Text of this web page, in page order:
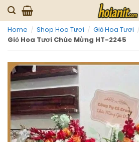
Skip
to
content
Home / Shop Hoa Tươi / Giỏ Hoa Tươi /
Giỏ Hoa Tươi Chúc Mừng HT-2245